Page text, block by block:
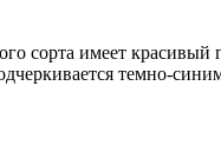
сорта имеет красивый
темно-